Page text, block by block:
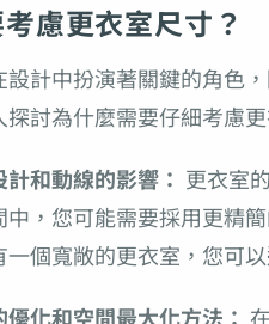
慮更衣室尺寸？
設計中扮演著關鍵的角色
討為什麼需要仔細考慮
和動線的影響： 更衣室
，您可能需要採用更精
一個寬敞的更衣室，您可
化和空間最大化方法：